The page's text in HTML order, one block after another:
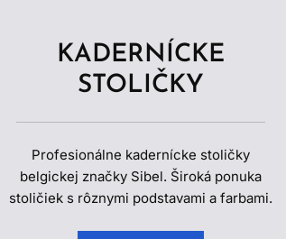
KADERNÍCKE
STOLIČKY
Profesionálne kadernícke stoličky
belgickej značky Sibel. Široká ponuka
stoličiek s rôznymi podstavami a farbami.